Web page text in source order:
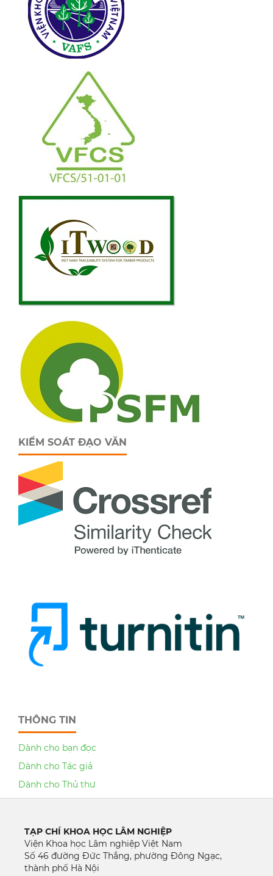
KIỂM SOÁT ĐẠO VĂN
THÔNG TIN
Dành cho bạn đọc
Dành cho Tác giả
Dành cho Thủ thư
TẠP CHÍ KHOA HỌC LÂM NGHIỆP
Viện Khoa học Lâm nghiệp Việt Nam
Số 46 đường Đức Thắng, phường Đông Ngạc,
thành phố Hà Nội